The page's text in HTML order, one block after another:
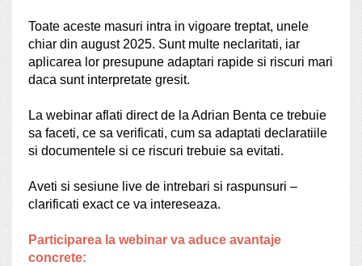
Toate aceste masuri intra in vigoare treptat, unele
chiar din august 2025. Sunt multe neclaritati, iar
aplicarea lor presupune adaptari rapide si riscuri mari
daca sunt interpretate gresit.
La webinar aflati direct de la Adrian Benta ce trebuie
sa faceti, ce sa verificati, cum sa adaptati declaratiile
si documentele si ce riscuri trebuie sa evitati.
Aveti si sesiune live de intrebari si raspunsuri –
clarificati exact ce va intereseaza.
Participarea la webinar va aduce avantaje
concrete: